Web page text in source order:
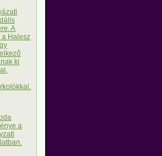
A
a Halesz
ki
a